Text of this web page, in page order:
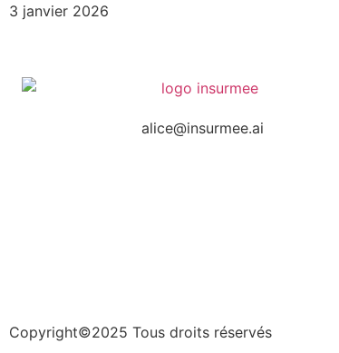
3 janvier 2026
alice@insurmee.ai
Copyright©2025 Tous droits réservés